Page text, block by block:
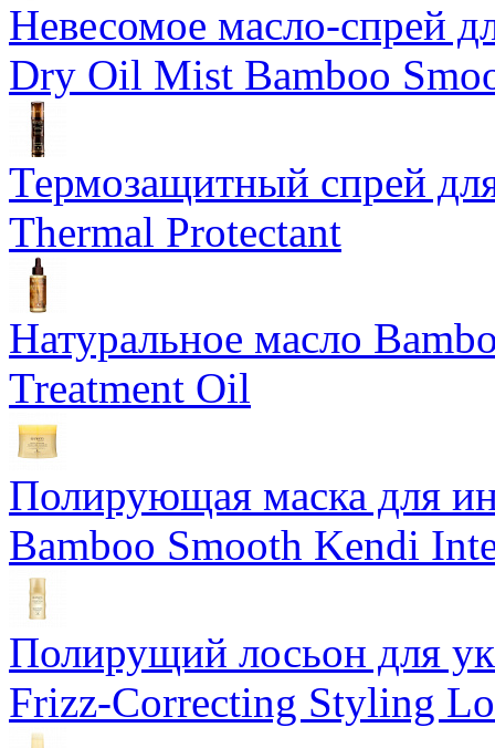
Невесомое масло-спрей
Dry Oil Mist Bamboo
Термозащитный спрей
Thermal Protectant
Натуральное масло
Treatment Oil
Полирующая маска для
Bamboo Smooth Kendi
Полирущий лосьон для
Frizz-Correcting Styling